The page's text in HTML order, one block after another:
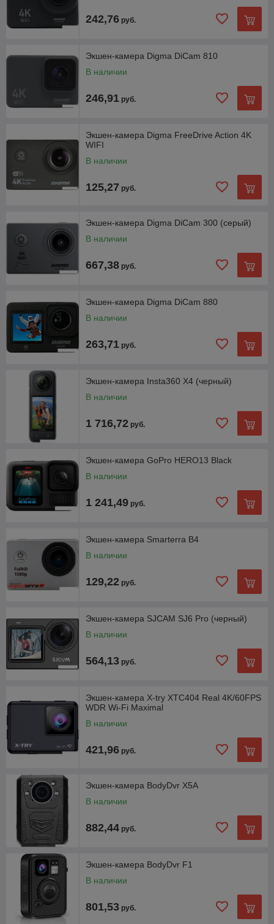
242,76 руб.
Экшен-камера Digma DiCam 810
В наличии
246,91 руб.
Экшен-камера Digma FreeDrive Action 4K
WIFI
В наличии
125,27 руб.
Экшен-камера Digma DiCam 300 (серый)
В наличии
667,38 руб.
Экшен-камера Digma DiCam 880
В наличии
263,71 руб.
Экшен-камера Insta360 X4 (черный)
В наличии
1 716,72 руб.
Экшен-камера GoPro HERO13 Black
В наличии
1 241,49 руб.
Экшен-камера Smarterra B4
В наличии
129,22 руб.
Экшен-камера SJCAM SJ6 Pro (черный)
В наличии
564,13 руб.
Экшен-камера X-try XTC404 Real 4K/60FPS
WDR Wi-Fi Maximal
В наличии
421,96 руб.
Экшен-камера BodyDvr X5A
В наличии
882,44 руб.
Экшен-камера BodyDvr F1
В наличии
801,53 руб.